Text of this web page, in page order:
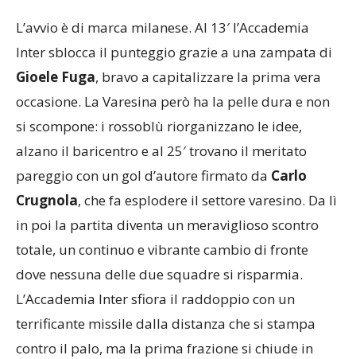
L’avvio è di marca milanese. Al 13′ l’Accademia
Inter sblocca il punteggio grazie a una zampata di
Gioele Fuga, bravo a capitalizzare la prima vera
occasione. La Varesina però ha la pelle dura e non
si scompone: i rossoblù riorganizzano le idee,
alzano il baricentro e al 25′ trovano il meritato
pareggio con un gol d’autore firmato da Carlo
Crugnola, che fa esplodere il settore varesino. Da lì
in poi la partita diventa un meraviglioso scontro
totale, un continuo e vibrante cambio di fronte
dove nessuna delle due squadre si risparmia.
L’Accademia Inter sfiora il raddoppio con un
terrificante missile dalla distanza che si stampa
contro il palo, ma la prima frazione si chiude in